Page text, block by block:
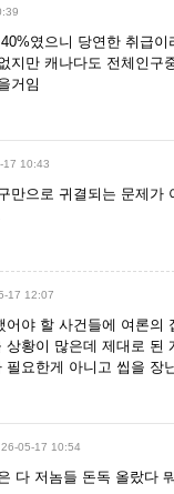
였으니 당연한 취급이
지만 캐나다도 전체인구
거임
17 10:43
만으로 귀결되는 문제가
17 12:07
어야 할 사건들에 여론의
상황이 많은데 제대로 된
필요한게 아니고 씹을 장
26-05-17 10:54
다 저놈들 돈독 올랐다